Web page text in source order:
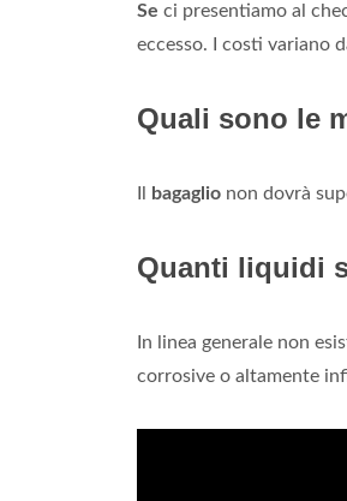
Se ci presentiamo al
eccesso. I costi variano
Quali sono le
bagaglio non dovrà
Quanti liquidi
In linea generale non
corrosive o altamente